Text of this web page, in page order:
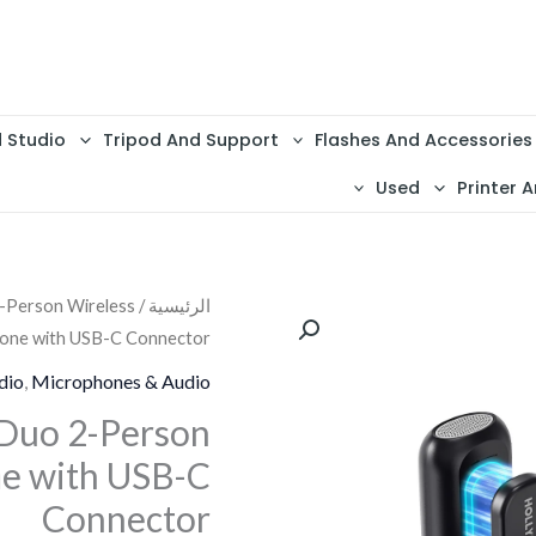
Flashes And Accessories
Tripod And Support
Studio
Printer
Used
الرئيسية/
Person Wireless
with USB-C Connector
Microphones & Audio
2-Person
with USB-C
Connector
السعر
الأصلي
هو:
كمية
Hollyland
LARK
Duo
2-
Person